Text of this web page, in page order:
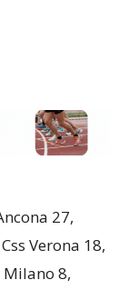
27,
Verona 18,
Milano 8,